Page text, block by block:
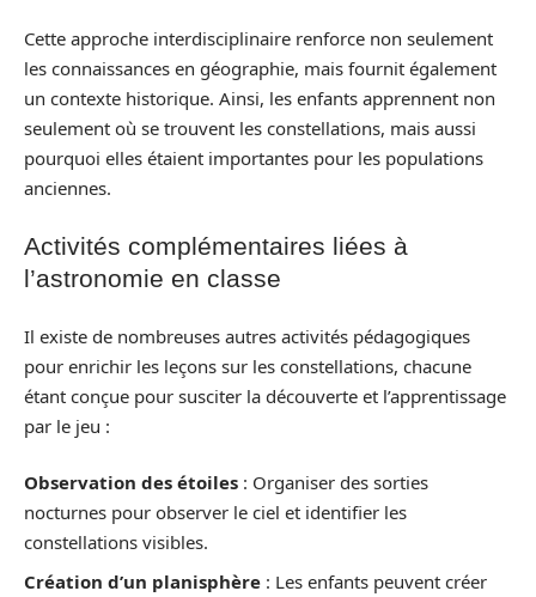
Cette approche interdisciplinaire renforce non seulement
les connaissances en géographie, mais fournit également
un contexte historique. Ainsi, les enfants apprennent non
seulement où se trouvent les constellations, mais aussi
pourquoi elles étaient importantes pour les populations
anciennes.
Activités complémentaires liées à
l’astronomie en classe
Il existe de nombreuses autres activités pédagogiques
pour enrichir les leçons sur les constellations, chacune
étant conçue pour susciter la découverte et l’apprentissage
par le jeu :
Observation des étoiles : Organiser des sorties
nocturnes pour observer le ciel et identifier les
constellations visibles.
Création d’un planisphère : Les enfants peuvent créer